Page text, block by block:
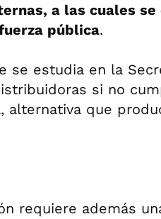
a las cuales
pública.
se estudia en la
si no
alternativa que
requiere además